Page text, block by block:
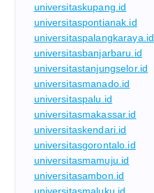
universitaskupang.id
universitaspontianak.id
universitaspalangkaraya.id
universitasbanjarbaru.id
universitastanjungselor.id
universitasmanado.id
universitaspalu.id
universitasmakassar.id
universitaskendari.id
universitasgorontalo.id
universitasmamuju.id
universitasambon.id